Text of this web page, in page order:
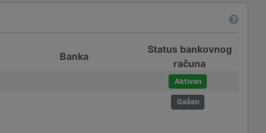
Banka
Status bankovnog
računa
Aktivan
Gašen